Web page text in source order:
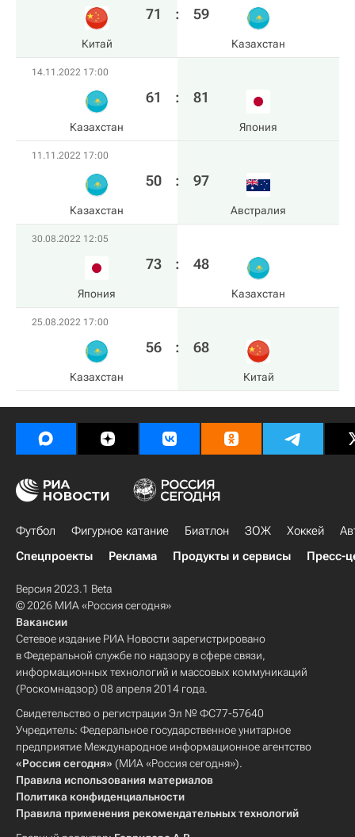
Китай
71 : 59
Казахстан
14.11.2022 17:00
Казахстан
61 : 81
Япония
11.11.2022 17:00
Казахстан
50 : 97
Австралия
30.08.2022 12:05
Япония
73 : 48
Казахстан
25.08.2022 17:00
Казахстан
56 : 68
Китай
Футбол Фигурное катание Биатлон ЗОЖ Хоккей
Спецпроекты
Реклама Продукты и сервисы Пресс-
Версия 2023.1 Beta
© 2026 МИА «Россия сегодня»
Вакансии
Сетевое издание РИА Новости зарегистрировано
в Федеральной службе по надзору в сфере связи,
информационных технологий и массовых коммуникаций
(Роскомнадзор) 08 апреля 2014 года.
Свидетельство о регистрации Эл № ФС77-57640
Учредитель: Федеральное государственное унитарное
предприятие Международное информационное агентство
«Россия сегодня» (МИА «Россия сегодня»).
Правила использования материалов
Политика конфиденциальности
Правила применения рекомендательных технологий